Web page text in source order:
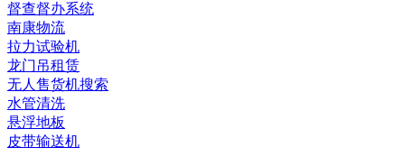
督查督办系统
南康物流
拉力试验机
龙门吊租赁
无人售货机搜索
水管清洗
悬浮地板
皮带输送机